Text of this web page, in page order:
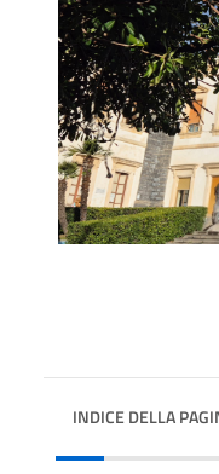
INDICE DELLA